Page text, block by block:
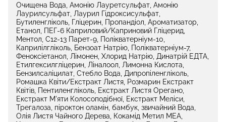
Очищена Вода, Амонію Лауретсульфат, Амонію
Лаурилсульфат, Лаурил Гідроксисульфат,
Бутиленгліколь, Гліцерин, Пропандіол, Ароматизатор,
Етанол, ПЕГ-6 Каприловий/Каприновий Гліцерид,
Ментол, C12-13 Парет-9, Полікватерніум-10,
Каприлілгліколь, Бензоат Натрію, Полікватерніум-7,
Феноксіетанол, Лімонен, Хлорид Натрію, Динатрій ЕДТА,
Етилгексилгліцерин, Ліналоол, Лимонна Кислота,
Бензилсаліцилат, Стебло Вода, Дипропіленгліколь,
Ромашка Квіти/Екстракт Листя, Розмарин Екстракт
Квітів, Пентиленгліколь, Екстракт Листя Орегано,
Екстракт М'яти Колосоподібної, Екстракт Меліси,
Трегалоза, піроктон оламін, бамбук, звичайний Вода,
Олія Листя Чайного Дерева, Кокамід Метил МЕА,